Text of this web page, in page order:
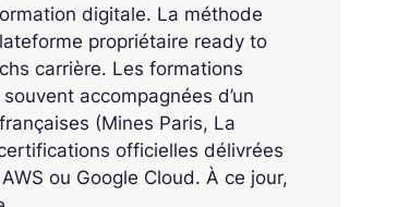
digitale. La méthode
propriétaire ready to
carrière. Les formations
accompagnées d’un
(Mines Paris, La
officielles délivrées
ou Google Cloud. À ce jour,